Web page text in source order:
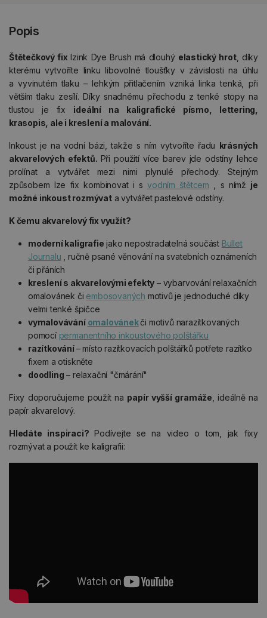
Popis
Štětečkový fixIzink Dye Brush má dlouhý elastický hrot, díky
kterému vytvoříte linku libovolné tloušťky v závislosti na úhlu
a vyvinutém tlaku – lehkým přitlačením vzniká linka tenká, při
větším tlaku zesílí. Díky snadnému přechodu z tenké stopy na
tlustou je fix ideální na kaligrafické písmo, lettering,
krasopis, ale i kreslení a malování.
Inkoust je na vodní bázi, takže s ním vytvoříte řadu krásných
akvarelových efektů. Při použití více barev jde odstíny lehce
prolínat a vytvářet mezi nimi plynulé přechody. Stejným
způsobem lze fix kombinovat i svodním štětcem , s nímž je
možné inkoust rozmývata vytvářet pastelové odstíny.
K čemu akvarelový fix využít?
moderní kaligrafie jako nepostradatelná součást Bullet
Journalu , ručně psané věnování na svatebních oznámeních
či přáních
kreslení s akvarelovými efekty – vybarvování relaxačních
omalovánek či embosovaných motivů je jednoduché díky
velmi tenké špičce
vymalovávání omalovánekči motivů narazítkovaných
pomocí permanentního inkoustového polštářku
razítkování– místo razítkovacích polštářků potřete razítko
fixem a otiskněte
doodling – relaxační "čmárání"
Fixy doporučujeme použít na papír vyšší gramáže , ideálně na
papír akvarelový.
Hledáte inspiraci?Podívejte se na video o tom, jak fixy
rozmývat a použít ke kaligrafii: